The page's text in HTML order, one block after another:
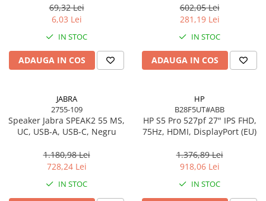
69,32 Lei
6,03 Lei
IN STOC
ADAUGA IN COS
602,05 Lei
281,19 Lei
IN STOC
ADAUGA IN COS
JABRA
2755-109
Speaker Jabra SPEAK2 55 MS,
UC, USB-A, USB-C, Negru
1.180,98 Lei
728,24 Lei
IN STOC
HP
B28F5UT#ABB
HP S5 Pro 527pf 27" IPS FHD,
75Hz, HDMI, DisplayPort (EU)
1.376,89 Lei
918,06 Lei
IN STOC